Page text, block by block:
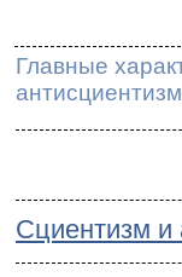
Главные
Сциентизм и